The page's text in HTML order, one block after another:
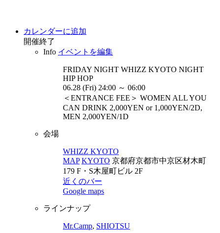
カレンダーに追加
開催終了
Info イベントを編集
FRIDAY NIGHT WHIZZ KYOTO NIGHT
HIP HOP
06.28 (Fri) 24:00 ～ 06:00
＜ENTRANCE FEE＞ WOMEN ALL YOU
CAN DRINK 2,000YEN or 1,000YEN/2D,
MEN 2,000YEN/1D
会場
WHIZZ KYOTO
MAP KYOTO 京都府京都市中京区材木町
179 F・S木屋町ビル 2F
近くのバー
Google maps
ラインナップ
Mr.Camp, SHIOTSU